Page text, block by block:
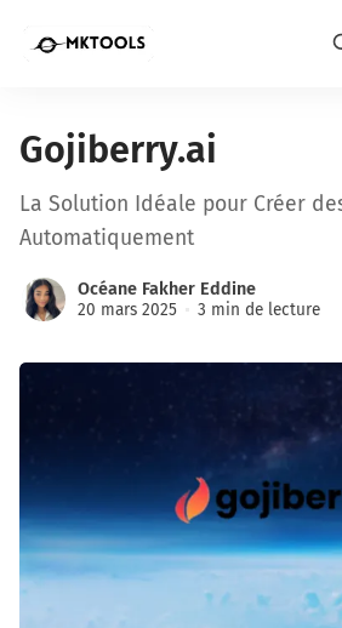
Gojiberry.ai
La Solution Idéale pour Créer
Automatiquement
Océane Fakher Eddine
20 mars 2025
3 min de lecture